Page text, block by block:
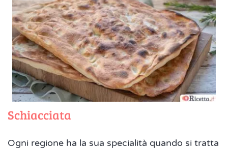
Schiacciata
Ogni regione ha la sua specialità quando si tratta